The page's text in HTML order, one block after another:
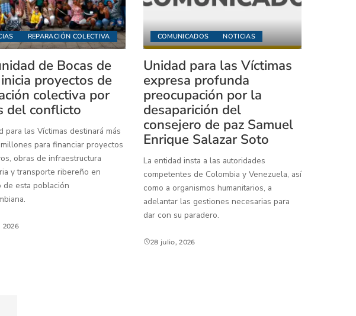
REPARACIÓN COLECTIVA
de Bocas de
proyectos de
colectiva por
del conflicto
para las Víctimas destinará más
para financiar proyectos
obras de infraestructura
y transporte ribereño en
de esta población
2026
COMUNICADOS NOTICIAS
Unidad para las Víctimas
expresa profunda
preocupación por la
desaparición del
consejero de paz Samuel
Enrique Salazar Soto
La entidad insta a las autoridades
competentes de Colombia y Venezuela, así
como a organismos humanitarios, a
adelantar las gestiones necesarias para
dar con su paradero.
28 julio, 2026